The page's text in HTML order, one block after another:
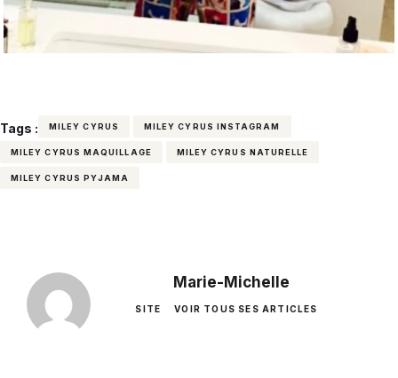
Tags : MILEY CYRUS MILEY CYRUS INSTAGRAM
MILEY CYRUS MAQUILLAGE MILEY CYRUS NATURELLE
MILEY CYRUS PYJAMA
Marie-Michelle
SITE VOIR TOUS SES ARTICLES